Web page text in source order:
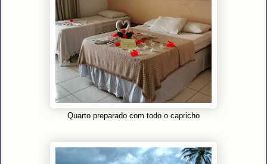
Quarto preparado com todo o capricho